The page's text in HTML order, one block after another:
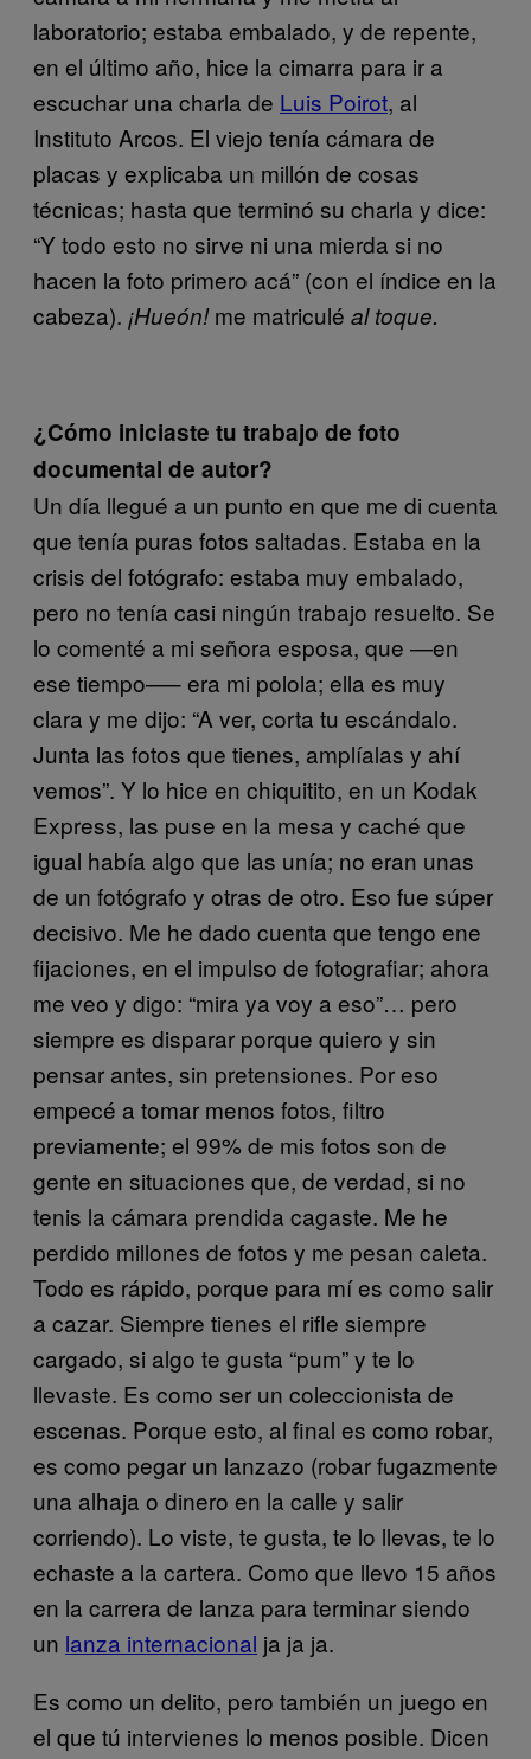
laboratorio; estaba embalado, y de repente,
en el último año, hice la cimarra para ir a
escuchar una charla de Luis Poirot, al
Instituto Arcos. El viejo tenía cámara de
placas y explicaba un millón de cosas
técnicas; hasta que terminó su charla y dice:
“Y todo esto no sirve ni una mierda si no
hacen la foto primero acá” (con el índice en la
cabeza). ¡Hueón!me matriculé al toque.
¿Cómo iniciaste tu trabajo de foto
documental de autor?
Un día llegué a un punto en que me di cuenta
que tenía puras fotos saltadas. Estaba en la
crisis del fotógrafo: estaba muy embalado,
pero no tenía casi ningún trabajo resuelto. Se
lo comenté a mi señora esposa, que —en
ese tiempo—– era mi polola; ella es muy
clara y me dijo: “A ver, corta tu escándalo.
Junta las fotos que tienes, amplíalas y ahí
vemos”. Y lo hice en chiquitito, en un Kodak
Express, las puse en la mesa y caché que
igual había algo que las unía; no eran unas
de un fotógrafo y otras de otro. Eso fue súper
decisivo. Me he dado cuenta que tengo ene
fijaciones, en el impulso de fotografiar; ahora
me veo y digo: “mira ya voy a eso”… pero
siempre es disparar porque quiero y sin
pensar antes, sin pretensiones. Por eso
empecé a tomar menos fotos, filtro
previamente; el 99% de mis fotos son de
gente en situaciones que, de verdad, si no
tenis la cámara prendida cagaste. Me he
perdido millones de fotos y me pesan caleta.
Todo es rápido, porque para mí es como salir
a cazar. Siempre tienes el rifle siempre
cargado, si algo te gusta “pum” y te lo
llevaste. Es como ser un coleccionista de
escenas. Porque esto, al final es como robar,
es como pegar un lanzazo (robar fugazmente
una alhaja o dinero en la calle y salir
corriendo). Lo viste, te gusta, te lo llevas, te lo
echaste a la cartera. Como que llevo 15 años
en la carrera de lanza para terminar siendo
un lanza internacional ja ja ja.
Es como un delito, pero también un juego en
el que tú intervienes lo menos posible. Dicen